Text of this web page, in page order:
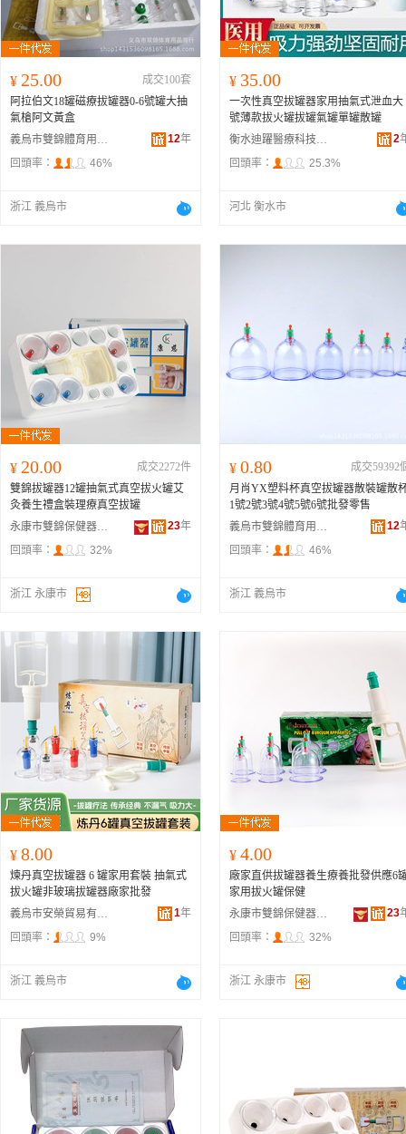
¥ 25.00
成交100套
阿拉伯文18罐磁療拔罐器0-6號罐大抽
氣槍阿文黃盒
義烏市雙錦體育用品有限公司
12年
回頭率：
46%
浙江 義烏市
¥ 35.00
一次性真空拔罐器家用抽氣式泄血大
號薄款拔火罐拔罐氣罐單罐散罐
衡水迪躍醫療科技有限公司
2
回頭率：
25.3%
河北 衡水市
¥ 20.00
成交2272件
雙錦拔罐器12罐抽氣式真空拔火罐艾
灸養生禮盒裝理療真空拔罐
永康市雙錦保健器材廠
23年
回頭率：
32%
浙江 永康市
¥ 0.80
成交59392
月肖YX塑料杯真空拔罐器散裝罐散
1號2號3號4號5號6號批發零售
義烏市雙錦體育用品有限公司
12
回頭率：
46%
浙江 義烏市
¥ 8.00
煉丹真空拔罐器 6 罐家用套裝 抽氣式
拔火罐非玻璃拔罐器廠家批發
義烏市安榮貿易有限公司
1年
回頭率：
9%
浙江 義烏市
¥ 4.00
廠家直供拔罐器養生療養批發供應6
家用拔火罐保健
永康市雙錦保健器材廠
23
回頭率：
32%
浙江 永康市